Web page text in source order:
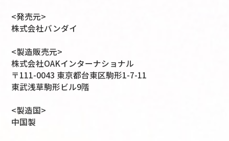
<発売元>
株式会社バンダイ
<製造販売元>
株式会社OAKインターナショナル
〒111-0043 東京都台東区駒形1-7-11
東武浅草駒形ビル9階
<製造国>
中国製